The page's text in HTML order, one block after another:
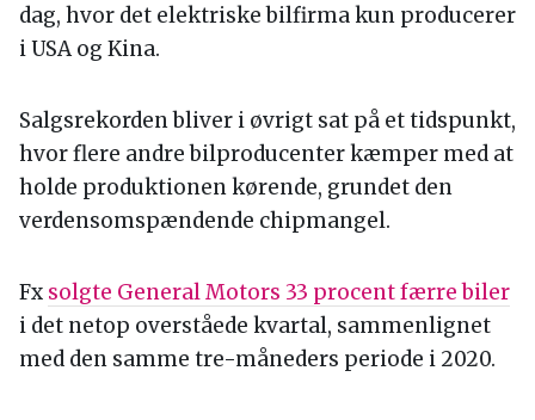
dag, hvor det elektriske bilfirma kun producerer
i USA og Kina.
Salgsrekorden bliver i øvrigt sat på et tidspunkt,
hvor flere andre bilproducenter kæmper med at
holde produktionen kørende, grundet den
verdensomspændende chipmangel.
Fx solgte General Motors 33 procent færre biler
i det netop overståede kvartal, sammenlignet
med den samme tre-måneders periode i 2020.